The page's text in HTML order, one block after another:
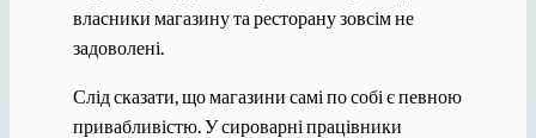
власники магазину та ресторану зовсім не
задоволені.
Слід сказати, що магазини самі по собі є певною
привабливістю. У сироварні працівники